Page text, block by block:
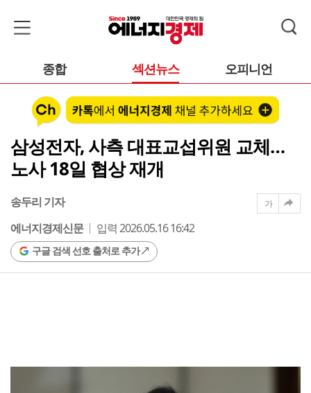
종합 섹션뉴스 오피니언
삼성전자, 사측 대표교섭위원 교체…
노사 18일 협상 재개
송두리 기자
에너지경제신문
입력 2026.05.16 16:42
구글 검색 선호 출처로 추가
가